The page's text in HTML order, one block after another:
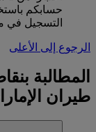
حسابكم
التسجيل في
الرجوع إلى الأعلى
المطالبة
طيران